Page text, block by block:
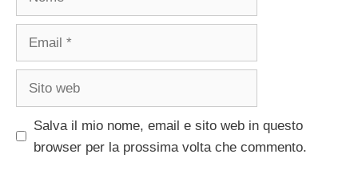
Salva il mio nome, email e sito web in questo
browser per la prossima volta che commento.